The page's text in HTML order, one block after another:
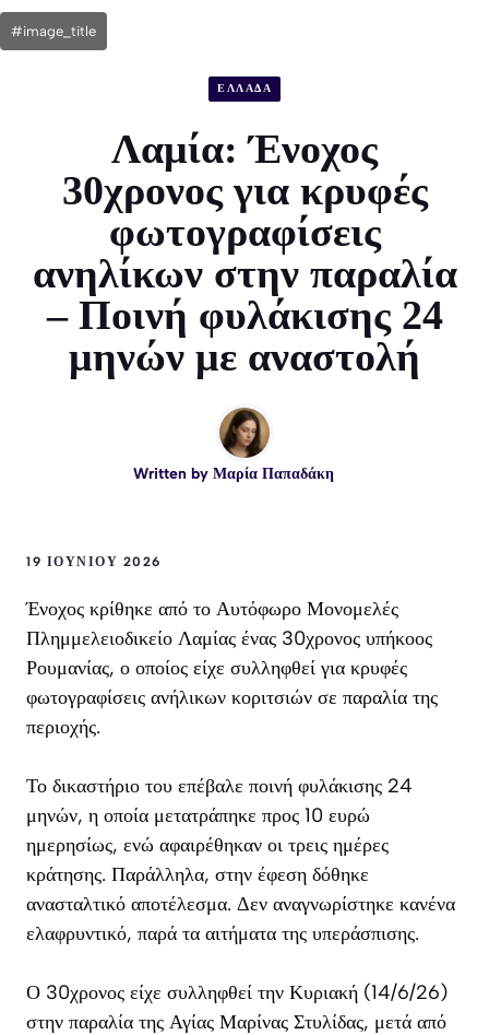
#image_title
ΕΛΛΑΔΑ
Λαμία: Ένοχος
30χρονος για κρυφές
φωτογραφίσεις
ανηλίκων στην παραλία
– Ποινή φυλάκισης 24
μηνών με αναστολή
Written by Μαρία Παπαδάκη
19 ΙΟΥΝΊΟΥ 2026
Ένοχος κρίθηκε από το Αυτόφωρο Μονομελές
Πλημμελειοδικείο Λαμίας ένας 30χρονος υπήκοος
Ρουμανίας, ο οποίος είχε συλληφθεί για κρυφές
φωτογραφίσεις ανήλικων κοριτσιών σε παραλία της
περιοχής.
Το δικαστήριο του επέβαλε ποινή φυλάκισης 24
μηνών, η οποία μετατράπηκε προς 10 ευρώ
ημερησίως, ενώ αφαιρέθηκαν οι τρεις ημέρες
κράτησης. Παράλληλα, στην έφεση δόθηκε
ανασταλτικό αποτέλεσμα. Δεν αναγνωρίστηκε κανένα
ελαφρυντικό, παρά τα αιτήματα της υπεράσπισης.
Ο 30χρονος είχε συλληφθεί την Κυριακή (14/6/26)
στην παραλία της Αγίας Μαρίνας Στυλίδας, μετά από